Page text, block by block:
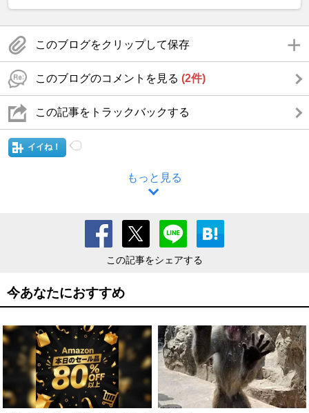
このブログをクリップして保存
このブログのコメントを見る (2件)
この記事をトラックバックする
イイね！
もっと見る
この記事をシェアする
今あなたにおすすめ